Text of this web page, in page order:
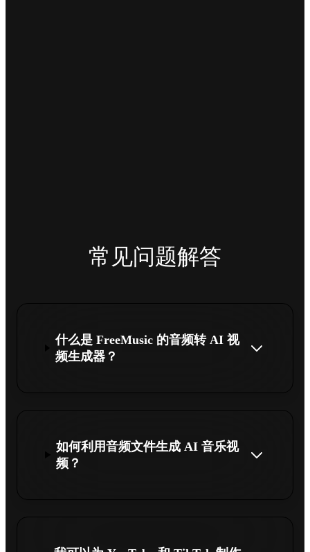
常见问题解答
什么是 FreeMusic 的音频转 AI 视
频生成器？
如何利用音频文件生成 AI 音乐视
频？